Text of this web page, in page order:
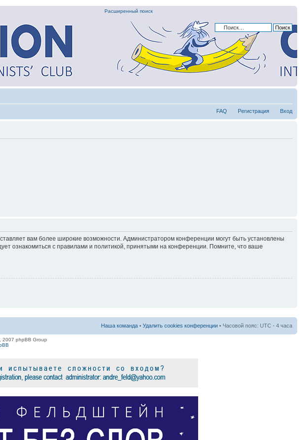
Расширенный поиск
FAQ Регистрация Вход
вам более широкие возможности. Администратором конференции могут быть установлены
ознакомиться с правилами и политикой, принятыми на конференции. Помните, что ваше
Наша команда • Удалить cookies конференции • Часовой пояс: UTC - 4 часа
phpBB Group